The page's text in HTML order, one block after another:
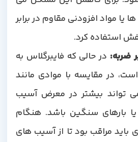
مواد افزودنی مقاوم در برابر
کرد.
در حالی که فایبرگلاس به
در مقایسه با موادی مانند
بیشتر در معرض آسیب
سنگین باشد. هنگام
مراقب بود تا از آسیب های